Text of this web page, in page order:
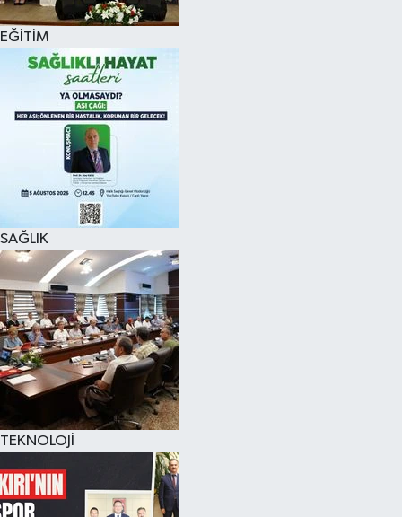
EĞİTİM
SAĞLIK
TEKNOLOJİ
VİZYONDAKİLER
YAŞAM